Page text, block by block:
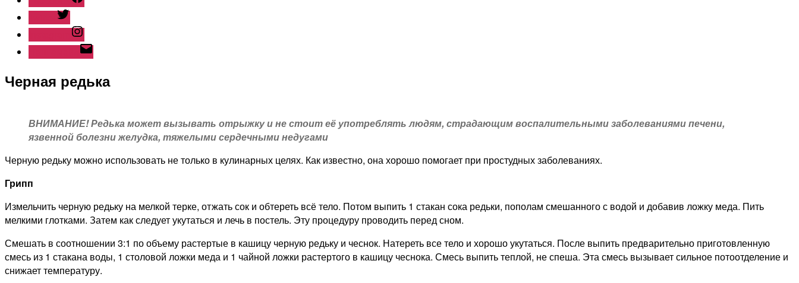
Черная редька
ВНИМАНИЕ! Редька может вызывать отрыжку и не стоит её употреблять людям, страдающим воспалительными заболеваниями печени,
язвенной болезни желудка, тяжелыми сердечными недугами
Черную редьку можно использовать не только в кулинарных целях. Как известно, она хорошо помогает при простудных заболеваниях.
Грипп
Измельчить черную редьку на мелкой терке, отжать сок и обтереть всё тело. Потом выпить 1 стакан сока редьки, пополам смешанного с водой и добавив ложку меда. Пить
мелкими глотками. Затем как следует укутаться и лечь в постель. Эту процедуру проводить перед сном.
Смешать в соотношении 3:1 по объему растертые в кашицу черную редьку и чеснок. Натереть все тело и хорошо укутаться. После выпить предварительно приготовленную
смесь из 1 стакана воды, 1 столовой ложки меда и 1 чайной ложки растертого в кашицу чеснока. Смесь выпить теплой, не спеша. Эта смесь вызывает сильное потоотделение и
снижает температуру.